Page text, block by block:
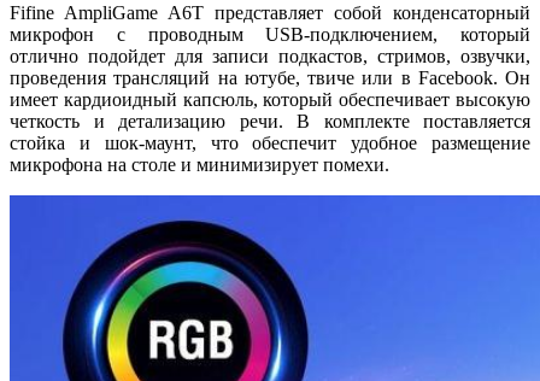
Fifine AmpliGame A6T представляет собой конденсаторный
микрофон с проводным USB-подключением, который
отлично подойдет для записи подкастов, стримов, озвучки,
проведения трансляций на ютубе, твиче или в Facebook. Он
имеет кардиоидный капсюль, который обеспечивает высокую
четкость и детализацию речи. В комплекте поставляется
стойка и шок-маунт, что обеспечит удобное размещение
микрофона на столе и минимизирует помехи.